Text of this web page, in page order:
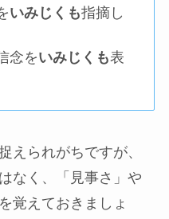
いみじくも指摘し
念をいみじくも表
えられがちですが、
なく、「見事さ」や
覚えておきましょ